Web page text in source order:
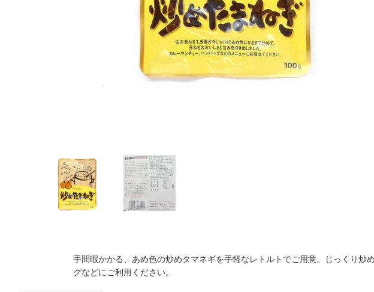
手間暇かかる、あめ色の炒めタマネギを手軽なレトルトでご用意。じっくり
グなどにご利用ください。